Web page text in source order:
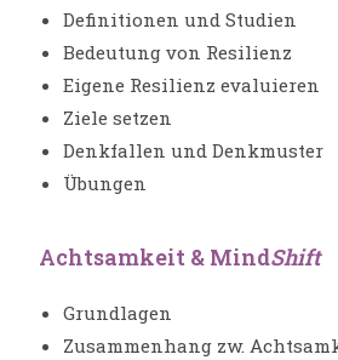
Definitionen und Studien
Bedeutung von Resilienz
Eigene Resilienz evaluieren
Ziele setzen
Denkfallen und Denkmuster
Übungen
Achtsamkeit & MindShift
Grundlagen
Zusammenhang zw.